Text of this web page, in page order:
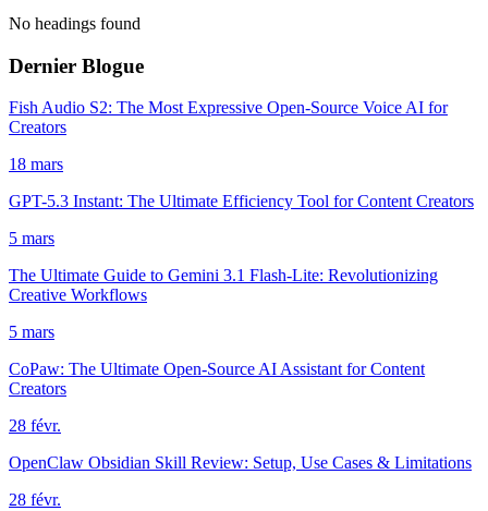
No headings found
Dernier Blogue
Fish Audio S2: The Most Expressive Open-Source Voice AI for
Creators
18 mars
GPT-5.3 Instant: The Ultimate Efficiency Tool for Content Creators
5 mars
The Ultimate Guide to Gemini 3.1 Flash-Lite: Revolutionizing
Creative Workflows
5 mars
CoPaw: The Ultimate Open-Source AI Assistant for Content
Creators
28 févr.
OpenClaw Obsidian Skill Review: Setup, Use Cases & Limitations
28 févr.